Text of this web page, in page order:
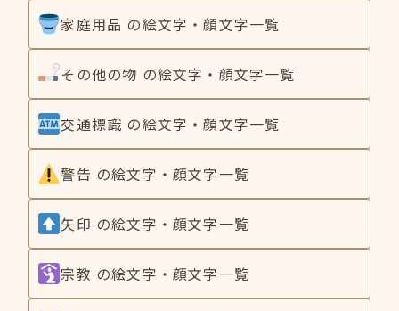
家庭用品 の絵文字・顔文字一覧
その他の物 の絵文字・顔文字一覧
交通標識 の絵文字・顔文字一覧
警告 の絵文字・顔文字一覧
矢印 の絵文字・顔文字一覧
宗教 の絵文字・顔文字一覧